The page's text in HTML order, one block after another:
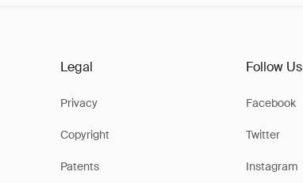
Legal
Privacy
Copyright
Patents
Follow Us
Facebook
Twitter
Instagram